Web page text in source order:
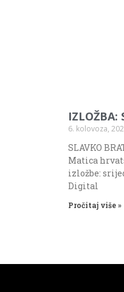
IZLOŽBA:
6. kolovoza,
SLAVKO
Matica
izložbe:
Digital
Pročitaj više »